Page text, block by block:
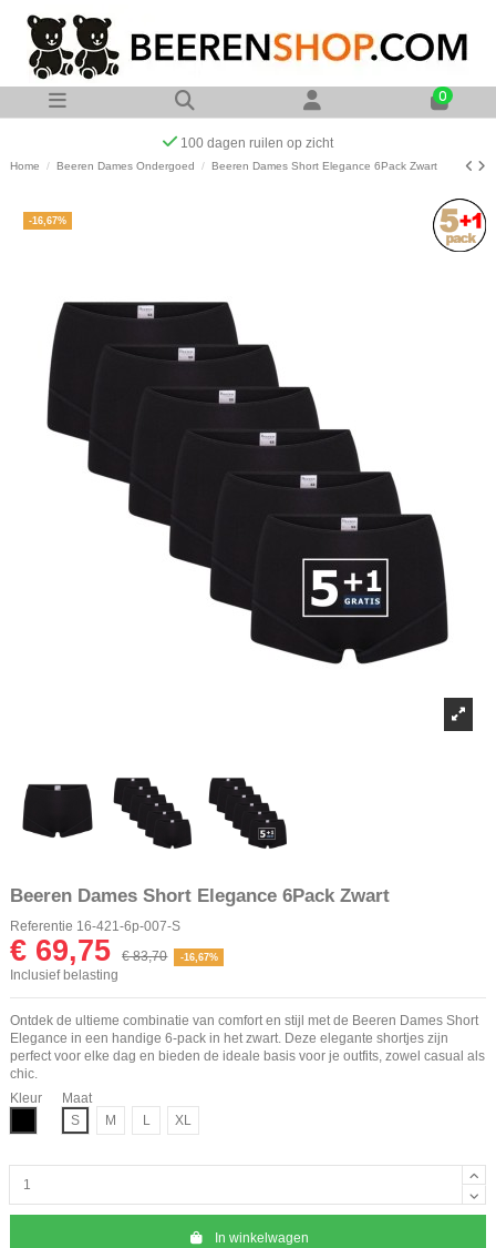
0
Op werkdagen voor 23:00 uur besteld zelfde dag
Home Beeren Dames Ondergoed Beeren Dames Short Elegance 6Pack Zwart
-16,67%
Beeren Dames Short Elegance 6Pack Zwart
Referentie 16-421-6p-007-S
€ 69,75 € 83,70 -16,67%
Inclusief belasting
Ontdek de ultieme combinatie van comfort en stijl met de Beeren Dames Short
Elegance in een handige 6-pack in het zwart. Deze elegante shortjes zijn
perfect voor elke dag en bieden de ideale basis voor je outfits, zowel casual als
chic.
Kleur
Maat
S
M L XL
In winkelwagen